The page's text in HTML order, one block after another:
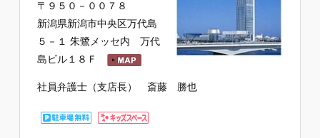
〒９５０－００７８
新潟県新潟市中央区万代島
５－１ 朱鷺メッセ内 万代
島ビル１８Ｆ
社員弁護士（支店長） 斎藤 勝也